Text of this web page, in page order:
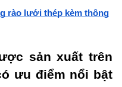
rào lưới thép kèm thông
sản xuất trên
ưu điểm nổi bật